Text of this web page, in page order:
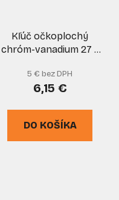
Kľúč očkoplochý
chróm-vanadium 27 x
5 € bez DPH
6,15 €
DO KOŠÍKA